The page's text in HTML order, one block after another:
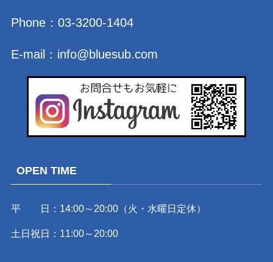
Phone： 03-3200-1404
E-mail： info@bluesub.com
OPEN TIME
平 日：14:00～20:00（火・水曜日定休）
土日祝日：11:00～20:00